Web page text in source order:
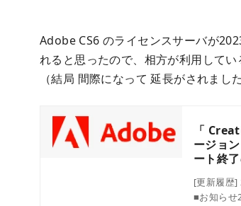
Adobe CS6 のライセンスサーバが
れると思ったので、相方が利用して
（結局 間際になって 延長がされまし
「
ージョ
ート終
[更新履歴
■お知らせ